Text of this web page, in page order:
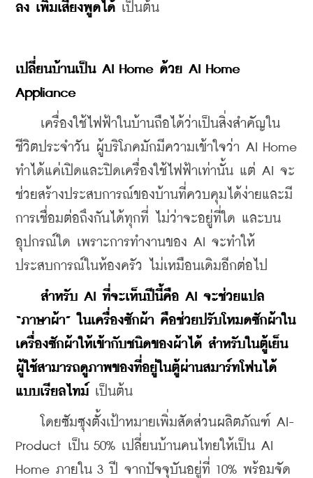
ลง เพิ่มเสียงพูดได้ เป็นต้น
เปลี่ยนบ้านเป็น AI Home ด้วย AI Home
Appliance
เครื่องใช้ไฟฟ้าในบ้านถือได้ว่าเป็นสิ่งสำคัญใน
ชีวิตประจำวัน ผู้บริโภคมักมีความเข้าใจว่า AI Home
ทำได้แค่เปิดและปิดเครื่องใช้ไฟฟ้าเท่านั้น แต่ AI จะ
ช่วยสร้างประสบการณ์ของบ้านที่ควบคุมได้ง่ายและมี
การเชื่อมต่อถึงกันได้ทุกที่ ไม่ว่าจะอยู่ที่ใด และบน
อุปกรณ์ใด เพราะการทำงานของ AI จะทำให้
ประสบการณ์ในห้องครัว ไม่เหมือนเดิมอีกต่อไป
สำหรับ AI ที่จะเห็นปีนี้คือ AI จะช่วยแปล
“ภาษาผ้า” ในเครื่องซักผ้า คือช่วยปรับโหมดซักผ้าใน
เครื่องซักผ้าให้เข้ากับชนิดของผ้าได้ สำหรับในตู้เย็น
ผู้ใช้สามารถดูภาพของที่อยู่ในตู้ผ่านสมาร์ทโฟนได้
แบบเรียลไทม์ เป็นต้น
โดยซัมซุงตั้งเป้าหมายเพิ่มสัดส่วนผลิตภัณฑ์ AI-
Product เป็น 50% เปลี่ยนบ้านคนไทยให้เป็น AI
Home ภายใน 3 ปี จากปัจจุบันอยู่ที่ 10% พร้อมจัด